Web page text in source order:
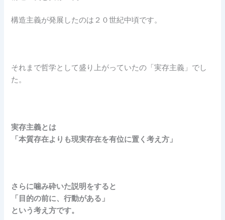
構造主義が発展したのは２０世紀中頃です。
それまで哲学として盛り上がっていたの「実存主義」でし
た。
実存主義とは
「本質存在よりも現実存在を有位に置く考え方」
さらに噛み砕いた説明をすると
「目的の前に、行動がある」
という考え方です。